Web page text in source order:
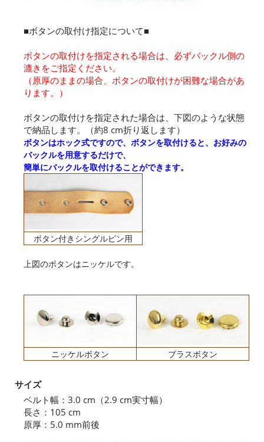
■ボタンの取付け指定について■
ボタンの取付けを指定される場合は、必ずバックル側の
漉きをご指定ください。
（原厚のままの場合、ボタンの取付けが困難な場合があ
ります。）
ボタンの取付けを指定された場合は、下図のような状態
で納品します。（約8 cm折り返します）
ボタンはホック式ですので、ボタンを取付けると、お好みの
バックルを用意するだけで、
簡単にバックルを取付けることができます。
ボタン付きシングルピン用
上図のボタンはニッケルです。
ニッケルボタン ブラスボタン
サイズ
ベルト幅：3.0 cm（2.9 cm実寸幅）
長さ：105 cm
原厚：5.0 mm前後